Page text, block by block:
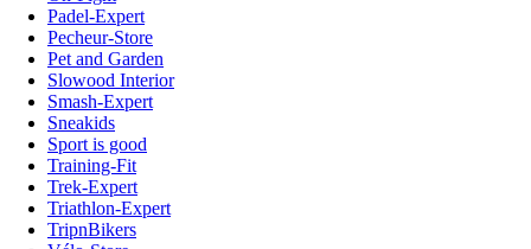
Padel-Expert
Pecheur-Store
Pet and Garden
Slowood Interior
Smash-Expert
Sneakids
Sport is good
Training-Fit
Trek-Expert
Triathlon-Expert
TripnBikers